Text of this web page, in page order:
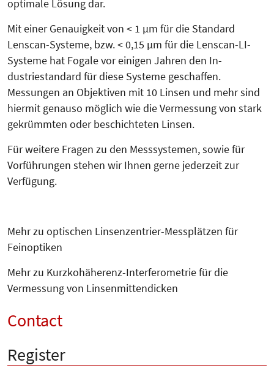
optimale Lösung dar.
Mit einer Genauigkeit von < 1 µm für die Standard
Lenscan-Systeme, bzw. < 0,15 µm für die Lenscan-LI-
Systeme hat Fogale vor einigen Jahren den In­
dustriestandard für diese Systeme geschaffen.
Messungen an Objektiven mit 10 Linsen und mehr sind
hiermit genauso möglich wie die Vermessung von stark
gekrümmten oder beschichteten Linsen.
Für weitere Fragen zu den Mess­sys­temen, sowie für
Vorfüh­run­gen stehen wir Ihnen gerne jederzeit zur
Verfügung.
Mehr zu optischen Linsenzentrier-Messplätzen für
Feinoptiken
Mehr zu Kurzkohäherenz-Interferometrie für die
Vermessung von Linsenmittendicken
Contact
Register